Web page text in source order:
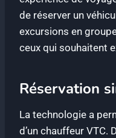
de réserver un
excursions en
ceux qui souhaitent
Réservation
La technologie a
d’un chauffeur VTC.